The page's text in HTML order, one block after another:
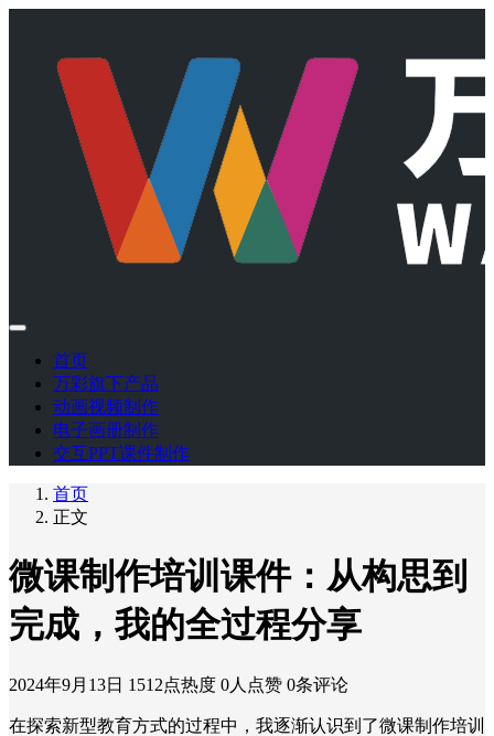
首页
万彩旗下产品
动画视频制作
电子画册制作
交互PPT课件制作
首页
正文
微课制作培训课件：从构思到
完成，我的全过程分享
2024年9月13日 1512点热度 0人点赞 0条评论
在探索新型教育方式的过程中，我逐渐认识到了微课制作培训